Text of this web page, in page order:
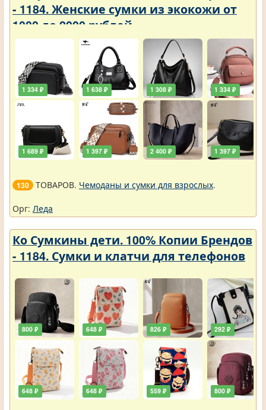
- 1184. Женские сумки из экокожи от
1000 до 2000 рублей
1 334 ₽
1 689 ₽
1 638 ₽
1 397 ₽
1 308 ₽
2 400 ₽
1 334 ₽
1 397 ₽
130 ТОВАРОВ. Чемоданы и сумки для взрослых.
Орг: Леда
Ко Сумкины дети. 100% Копии Брендов
- 1184. Сумки и клатчи для телефонов
800 ₽
648 ₽
648 ₽
648 ₽
826 ₽
559 ₽
292 ₽
800 ₽